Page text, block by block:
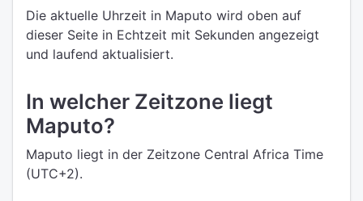
Die aktuelle Uhrzeit in Maputo wird oben auf
dieser Seite in Echtzeit mit Sekunden angezeigt
und laufend aktualisiert.
In welcher Zeitzone liegt
Maputo?
Maputo liegt in der Zeitzone Central Africa Time
(UTC+2).